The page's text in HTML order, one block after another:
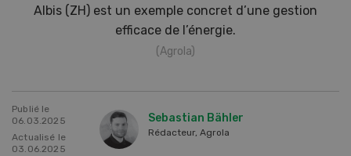
Albis (ZH) est un exemple concret d’une gestion
efficace de l’énergie.
(Agrola)
Publié le
06.03.2025
Actualisé le
03.06.2025
Sebastian Bähler
Rédacteur, Agrola